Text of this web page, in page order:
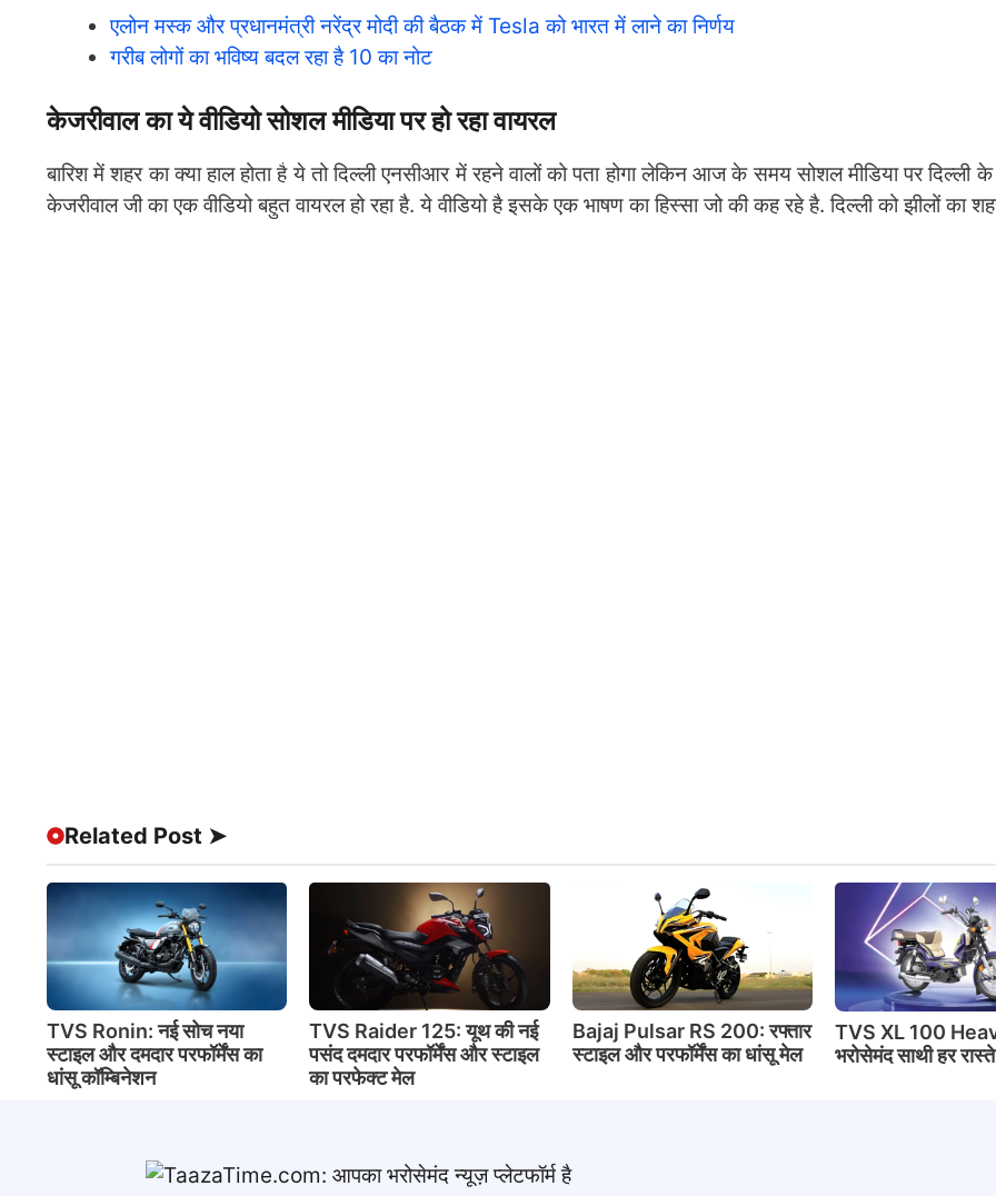
एलोन मस्क और प्रधानमंत्री नरेंद्र मोदी की बैठक में Tesla को भारत में लाने का निर्णय
गरीब लोगों का भविष्य बदल रहा है 10 का नोट
केजरीवाल का ये वीडियो सोशल मीडिया पर हो रहा वायरल
बारिश में शहर का क्या हाल होता है ये तो दिल्ली एनसीआर में रहने वालों को पता होगा लेकिन आज के समय सोशल मीडिया पर दिल्ली
केजरीवाल जी का एक वीडियो बहुत वायरल हो रहा है. ये वीडियो है इसके एक भाषण का हिस्सा जो की कह रहे है. दिल्ली को झीलों का
Related Post ➤
TVS Ronin: नई सोच नया
स्टाइल और दमदार परफॉर्मेंस का
धांसू कॉम्बिनेशन
TVS Raider 125: यूथ की नई
पसंद दमदार परफॉर्मेंस और स्टाइल
का परफेक्ट मेल
Bajaj Pulsar RS 200: रफ्तार
स्टाइल और परफॉर्मेंस का धांसू मेल
TVS XL 100
भरोसेमंद साथी हर